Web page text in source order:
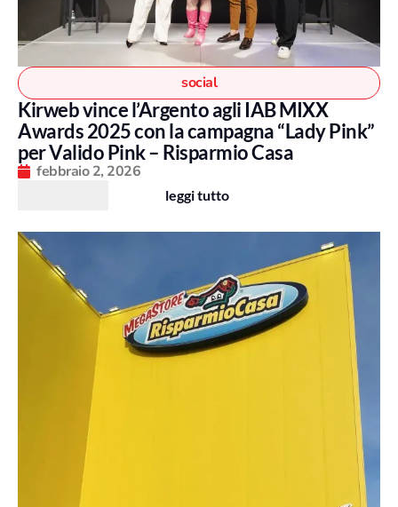
social
Kirweb vince l’Argento agli IAB MIXX
Awards 2025 con la campagna “Lady Pink”
per Valido Pink – Risparmio Casa
febbraio 2, 2026
leggi tutto